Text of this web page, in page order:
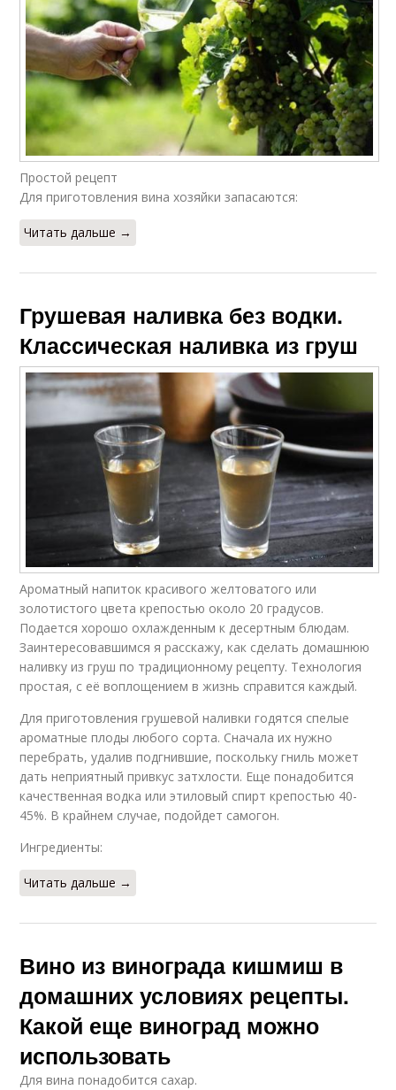
Простой рецепт
Для приготовления вина хозяйки запасаются:
Читать дальше →
Грушевая наливка без водки.
Классическая наливка из груш
Ароматный напиток красивого желтоватого или
золотистого цвета крепостью около 20 градусов.
Подается хорошо охлажденным к десертным блюдам.
Заинтересовавшимся я расскажу, как сделать домашнюю
наливку из груш по традиционному рецепту. Технология
простая, с её воплощением в жизнь справится каждый.
Для приготовления грушевой наливки годятся спелые
ароматные плоды любого сорта. Сначала их нужно
перебрать, удалив подгнившие, поскольку гниль может
дать неприятный привкус затхлости. Еще понадобится
качественная водка или этиловый спирт крепостью 40-
45%. В крайнем случае, подойдет самогон.
Ингредиенты:
Читать дальше →
Вино из винограда кишмиш в
домашних условиях рецепты.
Какой еще виноград можно
использовать
Для вина понадобится сахар.